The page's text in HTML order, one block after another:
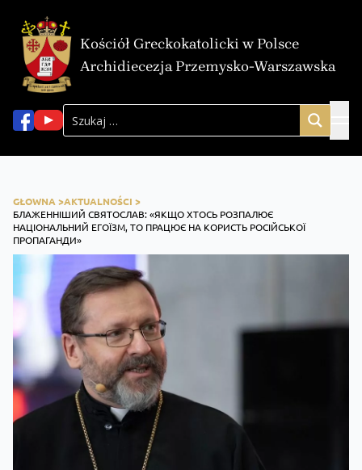
Kościół Greckokatolicki w Polsce
Archidiecezja Przemysko-Warszawska
GŁOWNA >AKTUALNOŚCI >
БЛАЖЕННІШИЙ СВЯТОСЛАВ: «ЯКЩО ХТОСЬ РОЗПАЛЮЄ
НАЦІОНАЛЬНИЙ ЕГОЇЗМ, ТО ПРАЦЮЄ НА КОРИСТЬ РОСІЙСЬКОЇ
ПРОПАГАНДИ»